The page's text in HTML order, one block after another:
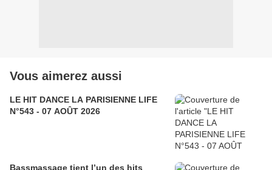
Vous aimerez aussi
LE HIT DANCE LA PARISIENNE LIFE
N°543 - 07 AOÛT 2026
Bassmassage tient l’un des hits